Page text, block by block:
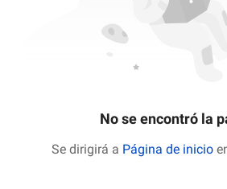
No se encontró la
Se dirigirá a Página de inicio